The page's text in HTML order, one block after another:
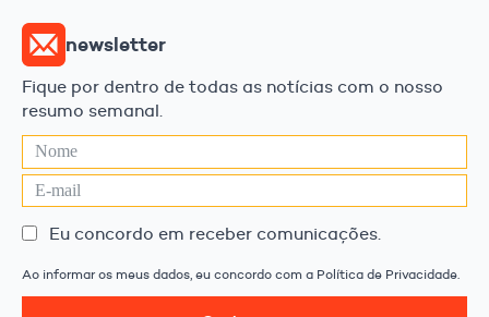
newsletter
Fique por dentro de todas as notícias com o nosso
resumo semanal.
Eu concordo em receber comunicações.
Ao informar os meus dados, eu concordo com a Política de Privacidade.